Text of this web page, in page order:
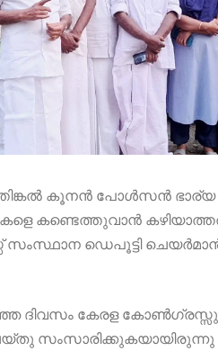
കൂനൻ പോൾസൻ
കണ്ടെത്തുവാൻ
സംസ്ഥാന ഡെപൂട്ടി
ദിവസം കേരള
സംസാരിക്കുകയായിരുന്നു